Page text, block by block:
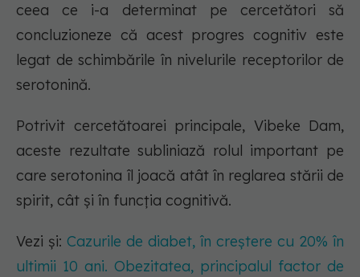
ceea ce i-a determinat pe cercetători să
concluzioneze că acest progres cognitiv este
legat de schimbările în nivelurile receptorilor de
serotonină.
Potrivit cercetătoarei principale, Vibeke Dam,
aceste rezultate subliniază rolul important pe
care serotonina îl joacă atât în reglarea stării de
spirit, cât și în funcția cognitivă.
Vezi și: Cazurile de diabet, în creștere cu 20% în
ultimii 10 ani. Obezitatea, principalul factor de